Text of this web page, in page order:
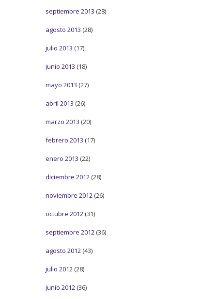
septiembre 2013 (28)
agosto 2013 (28)
julio 2013 (17)
junio 2013 (18)
mayo 2013 (27)
abril 2013 (26)
marzo 2013 (20)
febrero 2013 (17)
enero 2013 (22)
diciembre 2012 (28)
noviembre 2012 (26)
octubre 2012 (31)
septiembre 2012 (36)
agosto 2012 (43)
julio 2012 (28)
junio 2012 (36)